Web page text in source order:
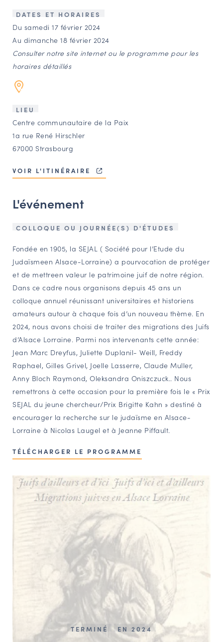
CONTACT
Agenda
Annuaire
Ressources
OFFRES D’EMPLOI ET DE STAGE
BOURSE D’ÉCHANGE
OUTILS EN LIGNE
CARTES DES NAUDIN
Espace acteurs
PORTAIL CULTURE
Comité d'Histoire Régionale
Service Inventaire et Patrimoines de la Région Grand Est
VOUS ÊTES…
Amateurs d’histoire et de patrimoine
Étudiants & chercheurs
DATES ET HORAIRES
Du samedi 17 février 2024
Au dimanche 18 février 2024
Consulter notre site internet ou le programme pour les
horaires détaillés
LIEU
Centre communautaire de la Paix
1a rue René Hirschler
67000 Strasbourg
VOIR L'ITINÉRAIRE
L'événement
COLLOQUE OU JOURNÉE(S) D'ÉTUDES
Fondée en 1905, la SEJAL ( Société pour l’Etude du
Judaïsmeen Alsace-Lorraine) a pourvocation de protéger
et de mettreen valeur le patrimoine juif de notre région.
Dans ce cadre nous organisons depuis 45 ans un
colloque annuel réunissant universitaires et historiens
amateurs autour à chaque fois d’un nouveau thème. En
2024, nous avons choisi de traiter des migrations des Juifs
d’Alsace Lorraine. Parmi nos intervenants cette année:
Jean Marc Dreyfus, Juliette Duplanil- Weill, Freddy
Raphael, Gilles Grivel, Joelle Lasserre, Claude Muller,
Anny Bloch Raymond, Oleksandra Oniszczuck.. Nous
remettrons à cette occasion pour la première fois le « Prix
SEJAL du jeune chercheur/Prix Brigitte Kahn » destiné à
encourager la recherche sur le judaïsme en Alsace-
Lorraine à Nicolas Laugel et à Jeanne Piffault.
TÉLÉCHARGER LE PROGRAMME
TERMINÉ EN 2024